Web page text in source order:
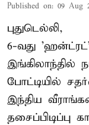
Published on: 09 Aug
புதுடெல்லி,
6-வது 'ஹன்ட்ரட்'
இங்கிலாந்தில்
போட்டியில்
இந்திய